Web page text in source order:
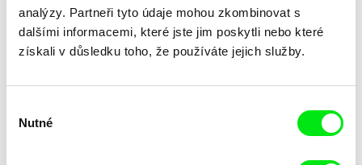
analýzy. Partneři tyto údaje mohou zkombinovat s
dalšími informacemi, které jste jim poskytli nebo které
získali v důsledku toho, že používáte jejich služby.
souhlasu
Nutné
Všichni režiséři